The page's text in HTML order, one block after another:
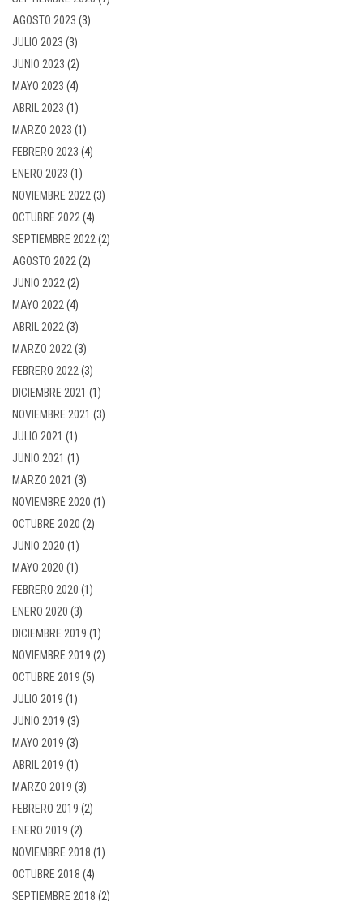
AGOSTO 2023 (3)
JULIO 2023 (3)
JUNIO 2023 (2)
MAYO 2023 (4)
ABRIL 2023 (1)
MARZO 2023 (1)
FEBRERO 2023 (4)
ENERO 2023 (1)
NOVIEMBRE 2022(3)
OCTUBRE 2022(4)
SEPTIEMBRE 2022(2)
AGOSTO 2022(2)
JUNIO 2022(2)
MAYO 2022(4)
ABRIL 2022(3)
MARZO 2022(3)
FEBRERO 2022(3)
DICIEMBRE 2021 (1)
NOVIEMBRE 2021 (3)
JULIO 2021 (1)
JUNIO 2021 (1)
MARZO 2021 (3)
NOVIEMBRE 2020 (1)
OCTUBRE 2020 (2)
JUNIO 2020 (1)
MAYO 2020 (1)
FEBRERO 2020 (1)
ENERO 2020 (3)
DICIEMBRE 2019 (1)
NOVIEMBRE 2019 (2)
OCTUBRE 2019 (5)
JULIO 2019 (1)
JUNIO 2019 (3)
MAYO 2019 (3)
ABRIL 2019 (1)
MARZO 2019 (3)
FEBRERO 2019 (2)
ENERO 2019 (2)
NOVIEMBRE 2018 (1)
OCTUBRE 2018 (4)
SEPTIEMBRE 2018 (2)